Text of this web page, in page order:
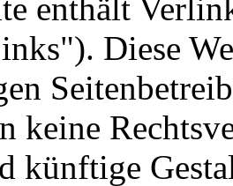
enthält
Diese
keine
künftige